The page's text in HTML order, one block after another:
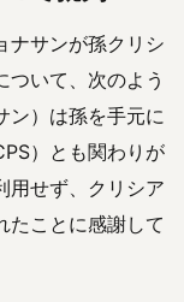
ナサンが孫クリシ
ついて、次のよう
ン）は孫を手元に
）とも関わりが
用せず、クリシア
たことに感謝して